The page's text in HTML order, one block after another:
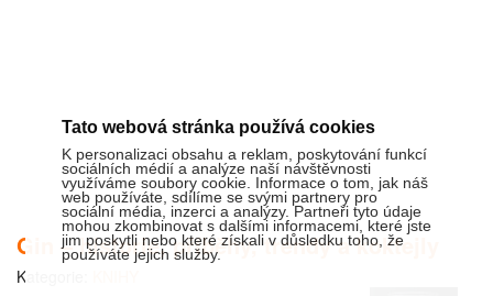
Gin – historie, příběhy, trendy a koktejly
Kategorie:
Tato webová stránka používá cookies
K personalizaci obsahu a reklam, poskytování funkcí
sociálních médií a analýze naší návštěvnosti
využíváme soubory cookie. Informace o tom, jak náš
web používáte, sdílíme se svými partnery pro
sociální média, inzerci a analýzy. Partneři tyto údaje
mohou zkombinovat s dalšími informacemi, které jste
jim poskytli nebo které získali v důsledku toho, že
používáte jejich služby.